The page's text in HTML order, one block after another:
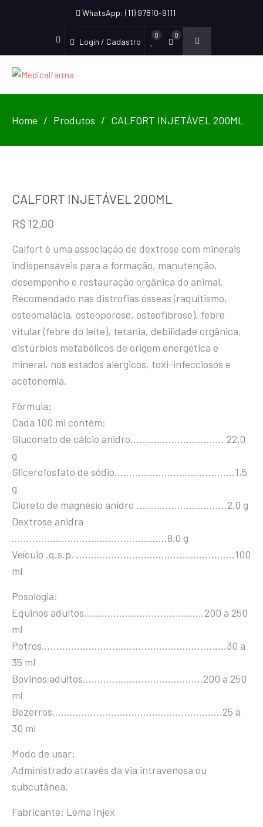
WhatsApp: (11) 97810-9111
Login / Cadastro
0 0
Home Produtos CALFORT INJETÁVEL 200ML
CALFORT INJETÁVEL 200ML
R$ 12,00
Calfort é uma associação de dextrose com minerais
indispensáveis para a formação, manutenção,
desempenho e restauração orgânica do animal.
Recomendado nas distrofias ósseas (raquitismo,
osteomalácia, osteoporose, osteofibrose), febre
vitular (febre do leite), tetania, debilidade orgânica,
distúrbios metabólicos de origem energética e
mineral, nos estados alérgicos, toxi-infecciosos e
acetonemia.
Fórmula:
Cada 100 ml contém:
Gluconato de cálcio anidro………………………….. 22,0
g
Glicerofosfato de sódio…………………………………..1,5
g
Cloreto de magnésio anidro ………………………….2,0 g
Dextrose anidra
……………………………………………..8,0 g
Veículo .q.s.p. ………………………………………………100
ml
Posologia:
Equinos adultos…………………………………..200 a 250
ml
Potros………………………………………………………30 a
35 ml
Bovinos adultos…………………………………..200 a 250
ml
Bezerros………………………………………………….25 a
30 ml
Modo de usar:
Administrado através da via intravenosa ou
subcutânea.
Fabricante: Lema Injex